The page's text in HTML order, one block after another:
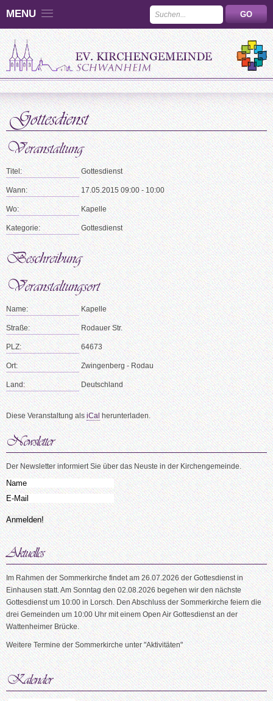
MENU
Titel: Gottesdienst
Wann: 17.05.2015 09:00 - 10:00
Wo: Kapelle
Kategorie: Gottesdienst
Name: Kapelle
Straße: Rodauer Str.
PLZ: 64673
Ort: Zwingenberg - Rodau
Land: Deutschland
Diese Veranstaltung alsiCalherunterladen.
Der Newsletter informiert Sie über das Neuste in der Kirchengemeinde.
Im Rahmen der Sommerkirche findet am 26.07.2026 der Gottesdienst in
Einhausen statt. Am Sonntag den 02.08.2026 begehen wir den nächste
Gottesdienst um 10:00 in Lorsch. Den Abschluss der Sommerkirche feiern die
drei Gemeinden um 10:00 Uhr mit einem Open Air Gottesdienst an der
Wattenheimer Brücke.
Weitere Termine der Sommerkirche unter "Aktivitäten"